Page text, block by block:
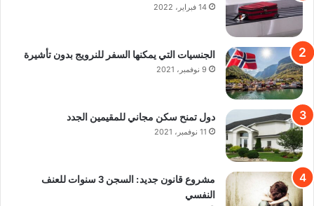
14 فبراير، 2022
الجنسيات التي يمكنها السفر للنرويج بدون تأشيرة
9 نوفمبر، 2021
دول تمنح سكن مجاني للمقيمين الجدد
11 نوفمبر، 2021
مشروع قانون جديد: السجن 3 سنوات للعنف
النفسي